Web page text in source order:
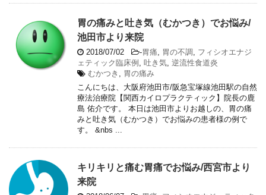
胃の痛みと吐き気（むかつき）でお悩み/
池田市より来院
2018/07/02 -胃痛, 胃の不調 , フィシオエナジ
ェティック臨床例 , 吐き気, 逆流性食道炎
むかつき , 胃の痛み
こんにちは、大阪府池田市/阪急宝塚線池田駅の自然
療法治療院【関西カイロプラクティック】院長の鹿
島 佑介です。 本日は池田市よりお越しの、胃の痛
みと吐き気（むかつき）でお悩みの患者様の例で
す。 &nbs ...
キリキリと痛む胃痛でお悩み/西宮市より
来院